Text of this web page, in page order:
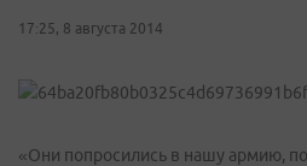
17:25, 8 августа 2014
«Они попросились в нашу армию,